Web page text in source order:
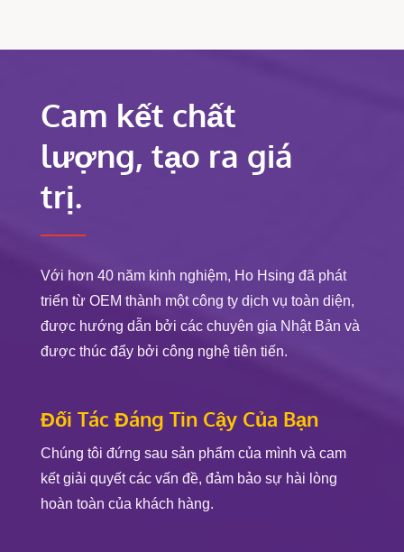
Cam kết chất
lượng, tạo ra giá
trị.
Với hơn 40 năm kinh nghiệm, Ho Hsing đã phát
triển từ OEM thành một công ty dịch vụ toàn diện,
được hướng dẫn bởi các chuyên gia Nhật Bản và
được thúc đẩy bởi công nghệ tiên tiến.
Đối Tác Đáng Tin Cậy Của Bạn
Chúng tôi đứng sau sản phẩm của mình và cam
kết giải quyết các vấn đề, đảm bảo sự hài lòng
hoàn toàn của khách hàng.